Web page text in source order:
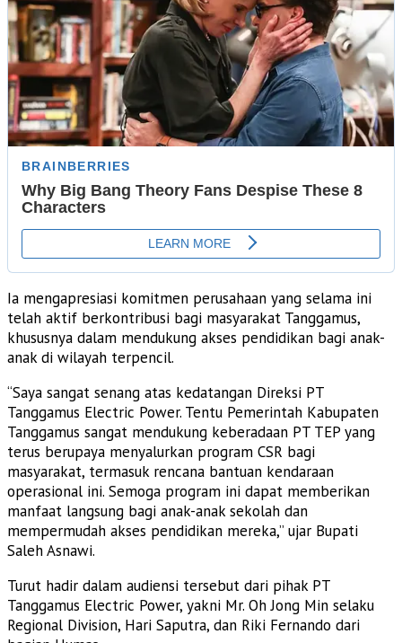
Ia mengapresiasi komitmen perusahaan yang selama ini
telah aktif berkontribusi bagi masyarakat Tanggamus,
khususnya dalam mendukung akses pendidikan bagi anak-
anak di wilayah terpencil.
“Saya sangat senang atas kedatangan Direksi PT
Tanggamus Electric Power. Tentu Pemerintah Kabupaten
Tanggamus sangat mendukung keberadaan PT TEP yang
terus berupaya menyalurkan program CSR bagi
masyarakat, termasuk rencana bantuan kendaraan
operasional ini. Semoga program ini dapat memberikan
manfaat langsung bagi anak-anak sekolah dan
mempermudah akses pendidikan mereka,” ujar Bupati
Saleh Asnawi.
Turut hadir dalam audiensi tersebut dari pihak PT
Tanggamus Electric Power, yakni Mr. Oh Jong Min selaku
Regional Division, Hari Saputra, dan Riki Fernando dari